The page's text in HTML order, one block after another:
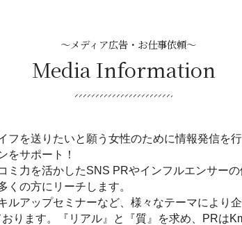
～メディア広告・お仕事依頼～
Media Information
フを送りたいと願う女性のために情報発信を
をサポート！
ミ力を活かしたSNS PRやインフルエンサー
くの方にリーチします。
ルアップセミナーなど、様々なテーマにより
ります。『リアル』と『質』を求め、PRは